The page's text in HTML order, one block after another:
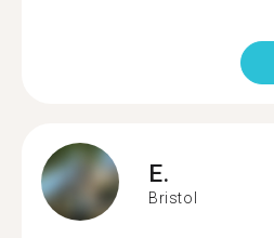
E.
Bristol